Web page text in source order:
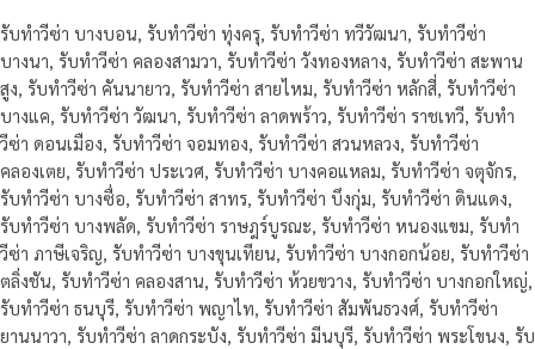
รับทำวีซ่า บางบอน, รับทำวีซ่า ทุ่งครุ, รับทำวีซ่า ทวีวัฒนา, รับทำวีซ่า
บางนา, รับทำวีซ่า คลองสามวา, รับทำวีซ่า วังทองหลาง, รับทำวีซ่า สะพาน
สูง, รับทำวีซ่า คันนายาว, รับทำวีซ่า สายไหม, รับทำวีซ่า หลักสี่, รับทำวีซ่า
บางแค, รับทำวีซ่า วัฒนา, รับทำวีซ่า ลาดพร้าว, รับทำวีซ่า ราชเทวี, รับทำ
วีซ่า ดอนเมือง, รับทำวีซ่า จอมทอง, รับทำวีซ่า สวนหลวง, รับทำวีซ่า
คลองเตย, รับทำวีซ่า ประเวศ, รับทำวีซ่า บางคอแหลม, รับทำวีซ่า จตุจักร,
รับทำวีซ่า บางซื่อ, รับทำวีซ่า สาทร, รับทำวีซ่า บึงกุ่ม, รับทำวีซ่า ดินแดง,
รับทำวีซ่า บางพลัด, รับทำวีซ่า ราษฎร์บูรณะ, รับทำวีซ่า หนองแขม, รับทำ
วีซ่า ภาษีเจริญ, รับทำวีซ่า บางขุนเทียน, รับทำวีซ่า บางกอกน้อย, รับทำวีซ่า
ตลิ่งชัน, รับทำวีซ่า คลองสาน, รับทำวีซ่า ห้วยขวาง, รับทำวีซ่า บางกอกใหญ่,
รับทำวีซ่า ธนบุรี, รับทำวีซ่า พญาไท, รับทำวีซ่า สัมพันธวงศ์, รับทำวีซ่า
ยานนาวา, รับทำวีซ่า ลาดกระบัง, รับทำวีซ่า มีนบุรี, รับทำวีซ่า พระโขนง, รับ